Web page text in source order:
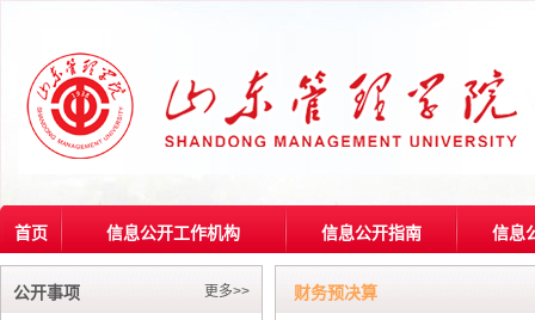
首页 信息公开工作机构 信息公开指南 信息
公开事项 更多>> 财务预决算